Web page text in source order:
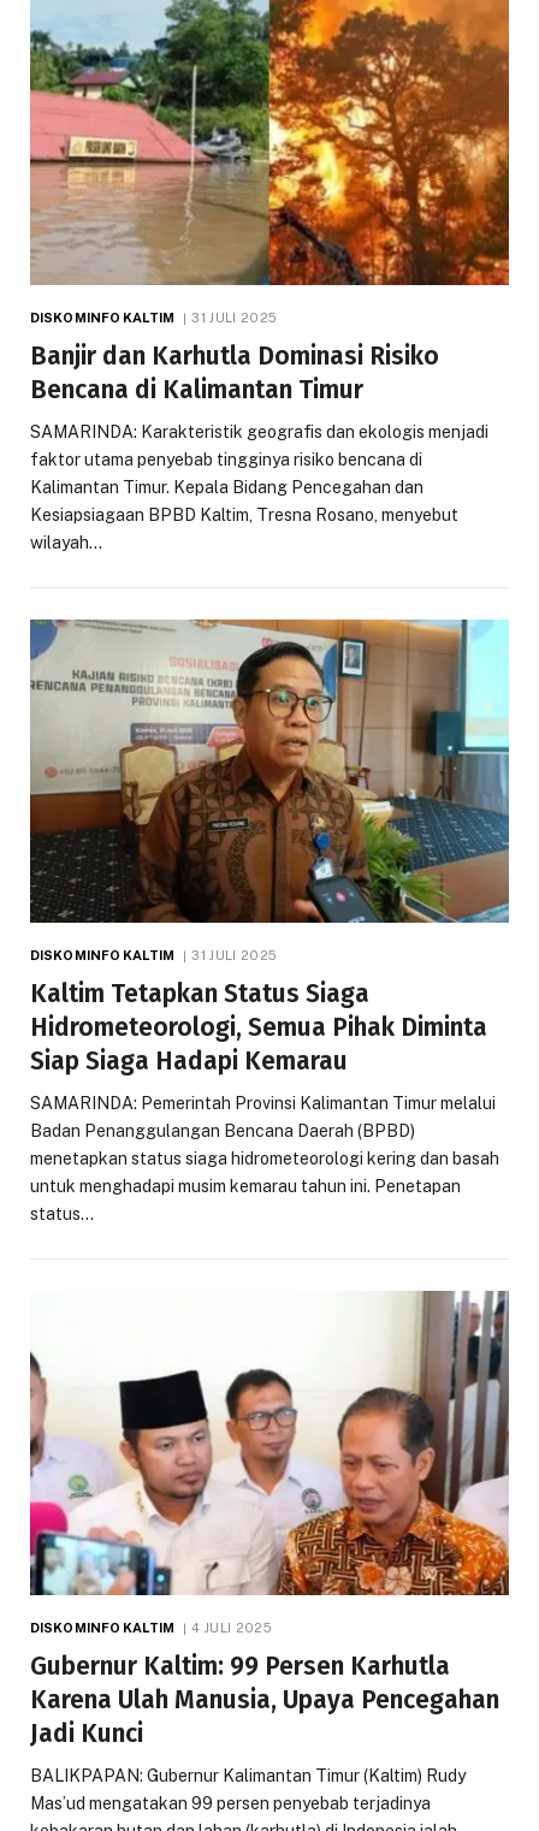
DISKOMINFO KALTIM 31 JULI 2025
Banjir dan Karhutla Dominasi Risiko
Bencana di Kalimantan Timur
SAMARINDA: Karakteristik geografis dan ekologis menjadi
faktor utama penyebab tingginya risiko bencana di
Kalimantan Timur. Kepala Bidang Pencegahan dan
Kesiapsiagaan BPBD Kaltim, Tresna Rosano, menyebut
wilayah…
DISKOMINFO KALTIM 31 JULI 2025
Kaltim Tetapkan Status Siaga
Hidrometeorologi, Semua Pihak Diminta
Siap Siaga Hadapi Kemarau
SAMARINDA: Pemerintah Provinsi Kalimantan Timur melalui
Badan Penanggulangan Bencana Daerah (BPBD)
menetapkan status siaga hidrometeorologi kering dan basah
untuk menghadapi musim kemarau tahun ini. Penetapan
status…
DISKOMINFO KALTIM 4 JULI 2025
Gubernur Kaltim: 99 Persen Karhutla
Karena Ulah Manusia, Upaya Pencegahan
Jadi Kunci
BALIKPAPAN: Gubernur Kalimantan Timur (Kaltim) Rudy
Mas’ud mengatakan 99 persen penyebab terjadinya